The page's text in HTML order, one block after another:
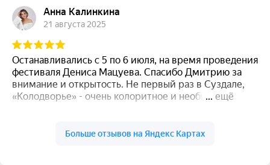
луговыми травами, тихо. Хозяин Дмитрий
гостеприимен и радушен. В 22:30 накормил меня -
очень голодную вкуснейшей яичницей с яйцами от
домашних курочек. Хотите тишины, умиротворения
и любите запах трав, вам однозначно сюда)
Анна Калинкина
21 августа 2025
Останавливались с 5 по 6 июля, на время проведения
фестиваля Дениса Мацуева. Спасибо Дмитрию за
внимание и открытость. Не первый раз в Суздале,
«Колодворье» - очень колоритное и необычно место.
повезло, все соседи были тихие и мы не заметили
... ещё
Мирослава Солина
Больше отзывов на Яндекс Картах